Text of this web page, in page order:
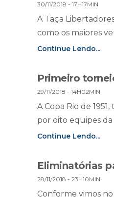
30/11/2018 - 17H17MIN
A Taça
como os maiores
Continue Lendo...
Primeiro
29/11/2018 - 14H02MIN
A Copa Rio de
por oito equipes da
Continue Lendo...
Eliminatórias
28/11/2018 - 23H10MIN
Conforme vimos